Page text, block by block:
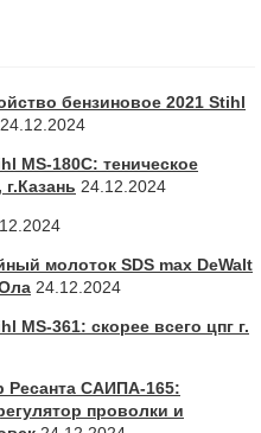
бензиновое 2021 Stihl
24.12.2024
MS-180С: теническое
24.12.2024
молоток SDS max DeWalt
24.12.2024
MS-361: скорее всего цпг г.
САИПА-165:
проволки и